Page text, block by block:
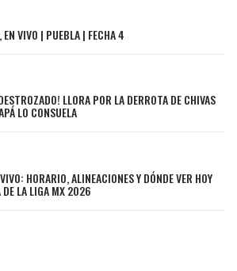
EN VIVO | PUEBLA | FECHA 4
LLORA POR LA DERROTA DE CHIVAS
LO CONSUELA
HORARIO, ALINEACIONES Y DÓNDE VER HOY
DE LA LIGA MX 2026